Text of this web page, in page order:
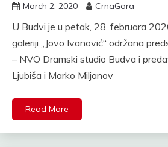
March 2, 2020 CrnaGora
U Budvi je u petak, 28. februara
galeriji „Jovo Ivanović“ održana
– NVO Dramski studio Budva i
Ljubiša i Marko Miljanov
Read More